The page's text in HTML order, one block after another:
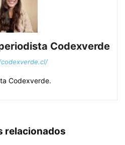
Codexverde
Codexverde.
relacionados